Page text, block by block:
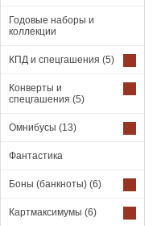
Годовые наборы и
коллекции
КПД и спецгашения (5)
Конверты и
спецгашения (5)
Омнибусы (13)
Фантастика
Боны (банкноты) (6)
Картмаксимумы (6)